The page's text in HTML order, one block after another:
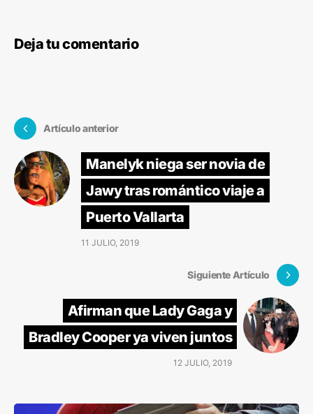
Deja tu comentario
Artículo anterior
Manelyk niega ser novia de
Jawy tras romántico viaje a
Puerto Vallarta
11 JULIO, 2019
Siguiente Artículo
Afirman que Lady Gaga y
Bradley Cooper ya viven juntos
12 JULIO, 2019